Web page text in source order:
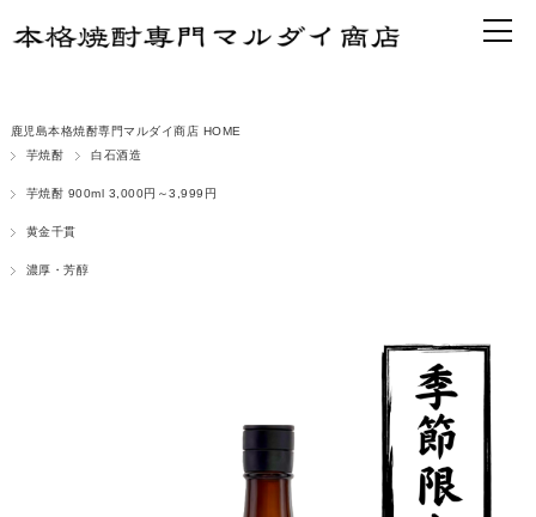
鹿児島本格焼酎専門マルダイ商店 HOME
芋焼酎
白石酒造
芋焼酎 900ml 3,000円～3,999円
黄金千貫
濃厚・芳醇